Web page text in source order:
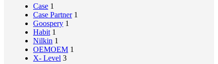
Case 1
Case Partner 1
Goospery 1
Habit 1
Nilkin 1
OEMOEM 1
X- Level 3